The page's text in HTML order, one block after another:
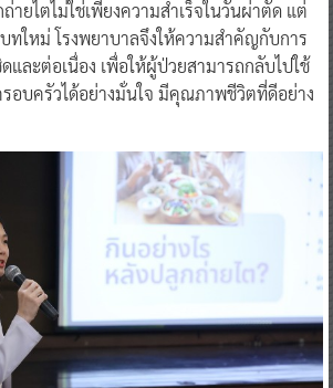
ายไตไม่ใช่เพียงความสำเร็จในวันผ่าตัด แต่
ทใหม่ โรงพยาบาลจึงให้ความสำคัญกับการ
และต่อเนื่อง เพื่อให้ผู้ป่วยสามารถกลับไปใช้
อบครัวได้อย่างมั่นใจ มีคุณภาพชีวิตที่ดีอย่าง